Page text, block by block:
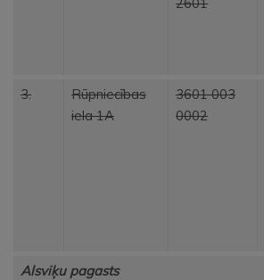
3.
Rūpniecības
iela 1A
3601 003
0002
Alsviķu pagasts